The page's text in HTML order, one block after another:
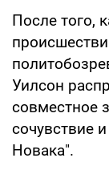
После того,
Уилсон
совместное
сочувствие
Новака".